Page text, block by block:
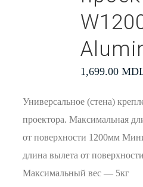
1,699.00
Универсальное (стена)
проектора. Максимальная
от поверхности 1200мм
длина вылета от
Максимальный вес — 5кг